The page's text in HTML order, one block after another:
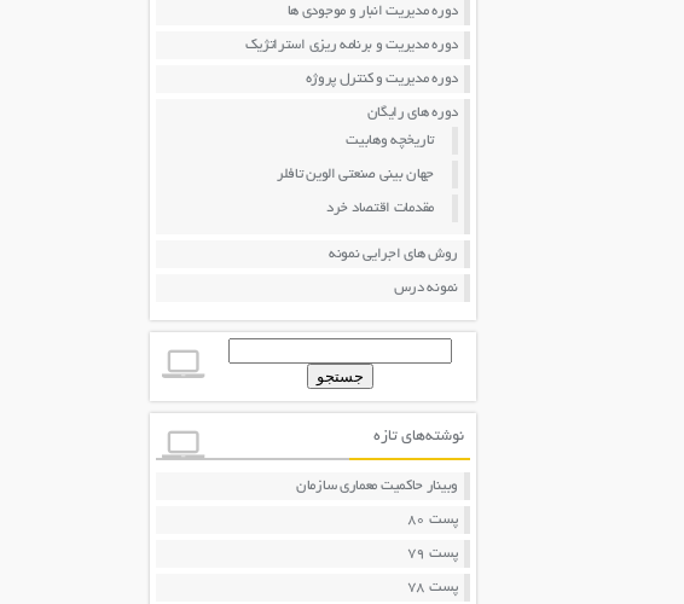
دوره مدیریت انبار و موجودی ها
دوره مدیریت و برنامه ریزی استراتژیک
دوره مدیریت و کنترل پروژه
دوره های رایگان
تاریخچه وهابیت
جهان بینی صنعتی الوین تافلر
مقدمات اقتصاد خرد
روش های اجرایی نمونه
نمونه درس
جستجو
نوشته‌های تازه
وبینار حاکمیت معماری سازمان
پست 80
پست 79
پست 78